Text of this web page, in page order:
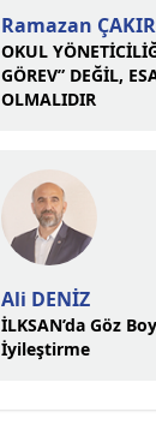
Ramazan
OKUL
GÖREV” DEĞİL,
OLMALIDIR
Ali DENİZ
İLKSAN’da Göz
İyileştirme